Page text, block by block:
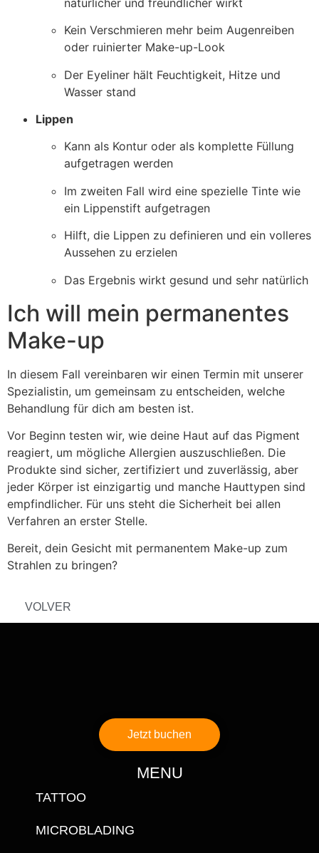
Kein Verschmieren mehr beim Augenreiben
oder ruinierter Make-up-Look
Der Eyeliner hält Feuchtigkeit, Hitze und
Wasser stand
Lippen
Kann als Kontur oder als komplette Füllung
aufgetragen werden
Im zweiten Fall wird eine spezielle Tinte wie
ein Lippenstift aufgetragen
Hilft, die Lippen zu definieren und ein volleres
Aussehen zu erzielen
Das Ergebnis wirkt gesund und sehr natürlich
Ich will mein permanentes
Make-up
In diesem Fall vereinbaren wir einen Termin mit unserer
Spezialistin, um gemeinsam zu entscheiden, welche
Behandlung für dich am besten ist.
Vor Beginn testen wir, wie deine Haut auf das Pigment
reagiert, um mögliche Allergien auszuschließen. Die
Produkte sind sicher, zertifiziert und zuverlässig, aber
jeder Körper ist einzigartig und manche Hauttypen sind
empfindlicher. Für uns steht die Sicherheit bei allen
Verfahren an erster Stelle.
Bereit, dein Gesicht mit permanentem Make-up zum
Strahlen zu bringen?
VOLVER
Jetzt buchen
MENU
TATTOO
MICROBLADING